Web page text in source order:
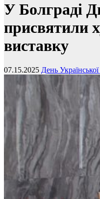
У Болграді
присвятили
виставку
07.15.2025 День